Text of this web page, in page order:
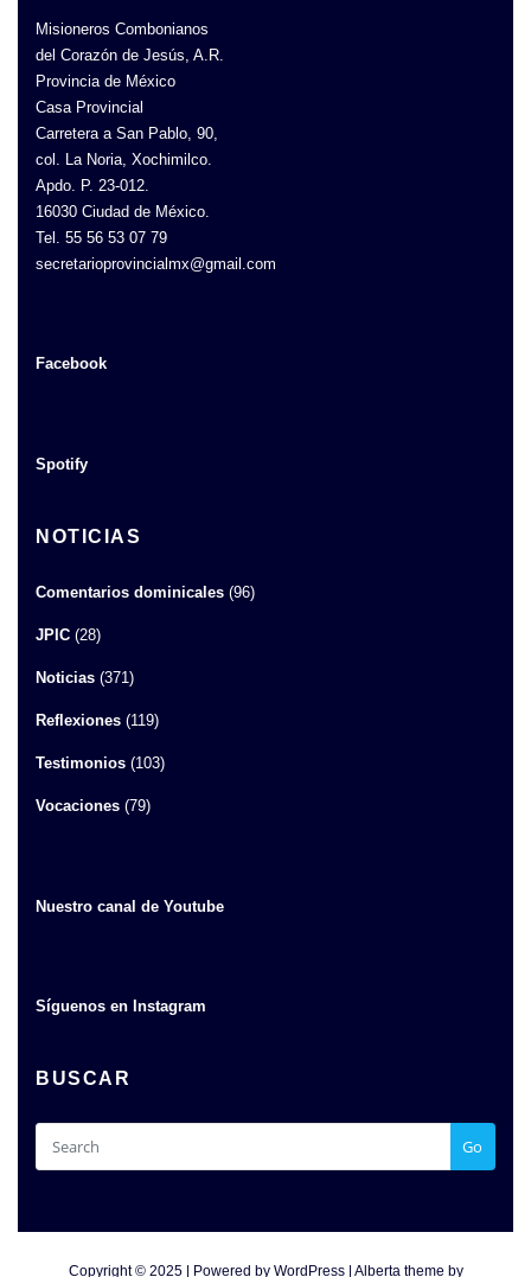
Misioneros Combonianos
del Corazón de Jesús, A.R.
Provincia de México
Casa Provincial
Carretera a San Pablo, 90,
col. La Noria, Xochimilco.
Apdo. P. 23-012.
16030 Ciudad de México.
Tel. 55 56 53 07 79
secretarioprovincialmx@gmail.com
Facebook
Spotify
NOTICIAS
Comentarios dominicales (96)
JPIC (28)
Noticias (371)
Reflexiones (119)
Testimonios (103)
Vocaciones (79)
Nuestro canal de Youtube
Síguenos en Instagram
BUSCAR
Go
Copyright © 2025 | Powered by WordPress Alberta theme by